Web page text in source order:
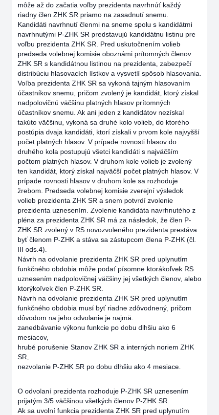
môže až do začatia voľby prezidenta navrhnúť každý
riadny člen ZHK SR priamo na zasadnutí snemu.
Kandidáti navrhnutí členmi na sneme spolu s kandidátmi
navrhnutými P-ZHK SR predstavujú kandidátnu listinu pre
voľbu prezidenta ZHK SR. Pred uskutočnením volieb
predseda volebnej komisie oboznámi prítomných členov
ZHK SR s kandidátnou listinou na prezidenta, zabezpečí
distribúciu hlasovacích lístkov a vysvetlí spôsob hlasovania.
Voľba prezidenta ZHK SR sa vykoná tajným hlasovaním
účastníkov snemu, pričom zvolený je kandidát, ktorý získal
nadpolovičnú väčšinu platných hlasov prítomných
účastníkov snemu. Ak ani jeden z kandidátov nezískal
takúto väčšinu, vykoná sa druhé kolo volieb, do ktorého
postúpia dvaja kandidáti, ktorí získali v prvom kole najvyšší
počet platných hlasov. V prípade rovnosti hlasov do
druhého kola postupujú všetci kandidáti s najväčším
počtom platných hlasov. V druhom kole volieb je zvolený
ten kandidát, ktorý získal najväčší počet platných hlasov. V
prípade rovnosti hlasov v druhom kole sa rozhoduje
žrebom. Predseda volebnej komisie zverejní výsledok
volieb prezidenta ZHK SR a snem potvrdí zvolenie
prezidenta uznesením. Zvolenie kandidáta navrhnutého z
pléna za prezidenta ZHK SR má za následok, že člen P-
ZHK SR zvolený v RS novozvoleného prezidenta prestáva
byť členom P-ZHK a stáva sa zástupcom člena P-ZHK (čl.
III ods.4).
Návrh na odvolanie prezidenta ZHK SR pred uplynutím
funkčného obdobia môže podať písomne ktorákoľvek RS
uznesením nadpolovičnej väčšiny jej všetkých členov, alebo
ktorýkoľvek člen P-ZHK SR.
Návrh na odvolanie prezidenta ZHK SR pred uplynutím
funkčného obdobia musí byť riadne zdôvodnený, pričom
dôvodom na jeho odvolanie je najmä:
zanedbávanie výkonu funkcie po dobu dlhšiu ako 6
mesiacov,
hrubé porušenie Stanov ZHK SR a interných noriem ZHK
SR,
nezvolanie P-ZHK SR po dobu dlhšiu ako 4 mesiace.
O odvolaní prezidenta rozhoduje P-ZHK SR uznesením
prijatým 3/5 väčšinou všetkých členov P-ZHK SR.
Ak sa uvolní funkcia prezidenta ZHK SR pred uplynutím